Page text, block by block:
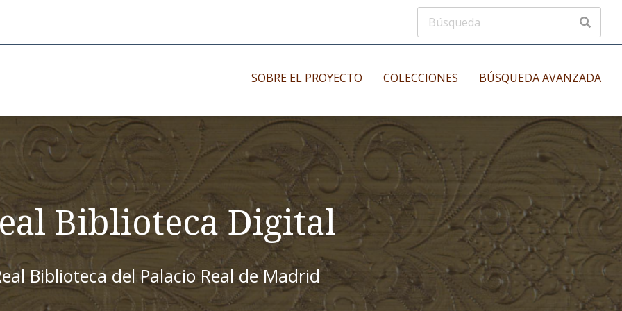
SOBRE EL PROYECTO COLECCIONES
Impresos antiguos
Impresos modernos
Impresos menores
Manuscritos musicales
Incunables
BÚSQUEDA AVANZADA
Biblioteca Digital
Biblioteca del Palacio Real de Madrid